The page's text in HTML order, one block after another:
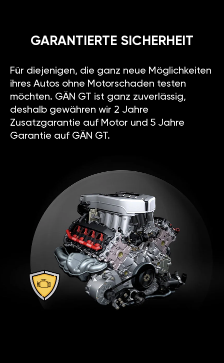
GARANTIERTE SICHERHEIT
Für diejenigen, die ganz neue Möglichkeiten
ihres Autos ohne Motorschaden testen
möchten. GÄN GT ist ganz zuverlässig,
deshalb gewähren wir 2 Jahre
Zusatzgarantie auf Motor und 5 Jahre
Garantie auf GÄN GT.